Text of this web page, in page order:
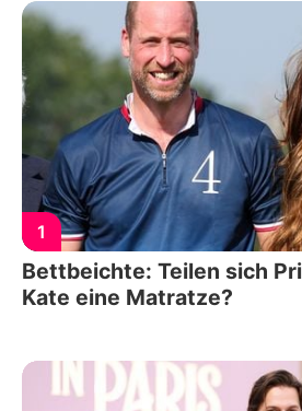
1
Bettbeichte: Teilen sich
Kate eine Matratze?